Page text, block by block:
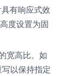
有响应式效
度设置为固
宽高比。如
以保持指定